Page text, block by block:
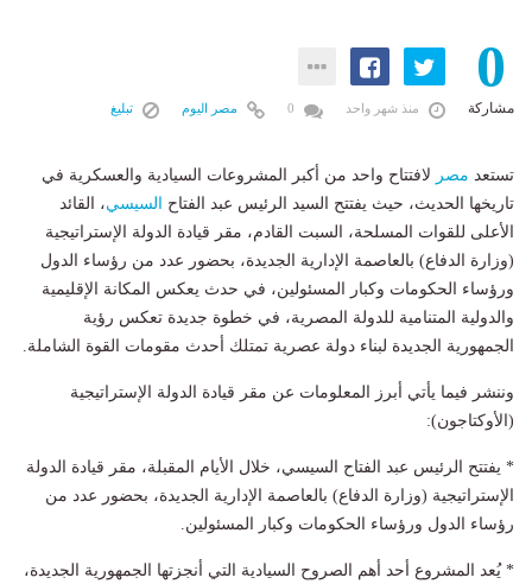
0
مشاركة منذ شهر واحد مصر اليوم تبليغ
تستعد مصر لافتتاح واحد من أكبر المشروعات السيادية والعسكرية في
تاريخها الحديث، حيث يفتتح السيد الرئيس عبد الفتاح
السيسي، القائد
الأعلى للقوات المسلحة، السبت القادم، مقر قيادة الدولة الإستراتيجية
(وزارة الدفاع) بالعاصمة الإدارية الجديدة، بحضور عدد من رؤساء الدول
ورؤساء الحكومات وكبار المسئولين، في حدث يعكس المكانة الإقليمية
والدولية المتنامية للدولة المصرية، في خطوة جديدة تعكس رؤية
الجمهورية الجديدة لبناء دولة عصرية تمتلك أحدث مقومات القوة الشاملة.
وننشر فيما يأتي أبرز المعلومات عن مقر قيادة الدولة الإستراتيجية
(الأوكتاجون):
* يفتتح الرئيس عبد الفتاح السيسي، خلال الأيام المقبلة، مقر قيادة الدولة
الإستراتيجية (وزارة الدفاع) بالعاصمة الإدارية الجديدة، بحضور عدد من
رؤساء الدول ورؤساء الحكومات وكبار المسئولين.
* يُعد المشروع أحد أهم الصروح السيادية التي أنجزتها الجمهورية الجديدة،